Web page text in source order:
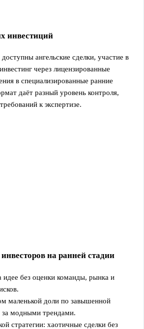
инвестиций
ангельские сделки, участие в
через лицензированные
в специализированные ранние
даёт разный уровень контроля,
к экспертизе.
на ранней стадии
идее без оценки команды, рынка и
маленькой доли по завышенной
за модными трендами.
стратегии: хаотичные сделки без